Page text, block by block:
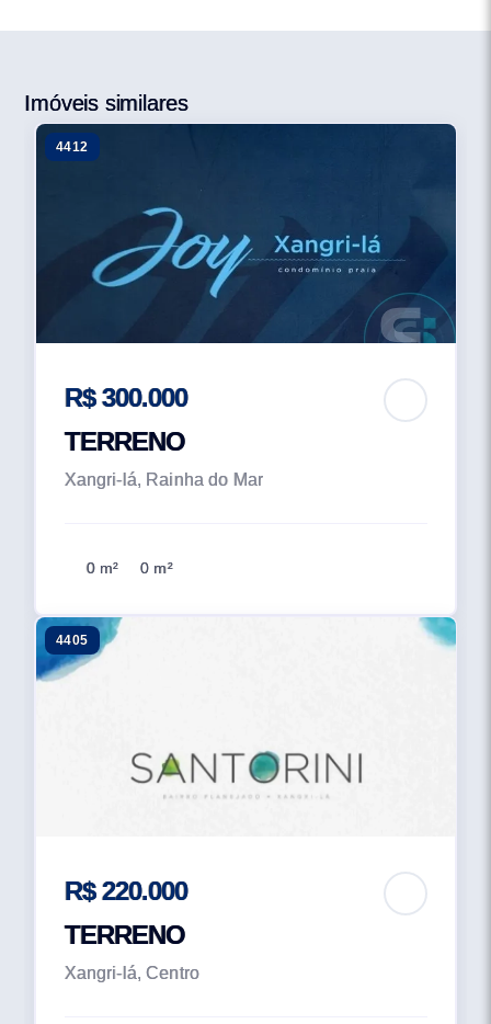
Imóveis similares
4412
R$ 300.000
TERRENO
Xangri-lá, Rainha do Mar
0 m² 0 m²
4405
R$ 220.000
TERRENO
Xangri-lá, Centro